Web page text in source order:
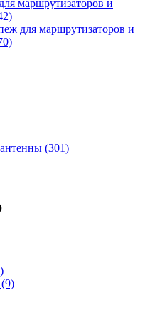
маршрутизаторов и
для маршрутизаторов и
(301)
(9)